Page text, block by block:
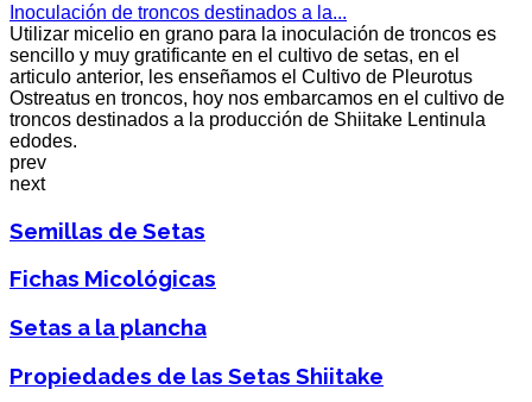
Inoculación de troncos destinados a la...
Utilizar micelio en grano para la inoculación de troncos es
sencillo y muy gratificante en el cultivo de setas, en el
articulo anterior, les enseñamos el Cultivo de Pleurotus
Ostreatus en troncos, hoy nos embarcamos en el cultivo de
troncos destinados a la producción de Shiitake Lentinula
edodes.
prev
next
Semillas de Setas
Fichas Micológicas
Setas a la plancha
Propiedades de las Setas Shiitake